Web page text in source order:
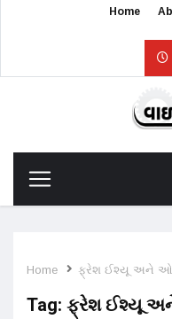
Home
Home ફ્રેશ ઈશ્યૂ અને
Tag: ફ્રેશ ઈશ્યૂ